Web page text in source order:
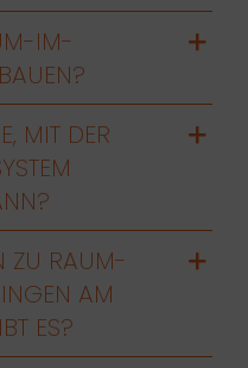
IM-
MIT DER
ZU RAUM-
AM
ES?